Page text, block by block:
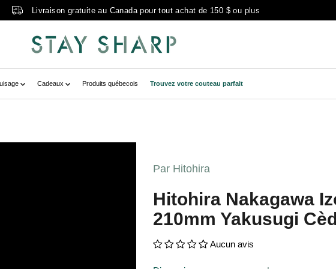
Livraison gratuite au Canada pour tout achat de 150 $ ou plus
Cadeaux Produits québecois Trouvez votre couteau parfait
Par Hitohira
Hitohira Nakagawa
210mm Yakusugi
Aucun avis